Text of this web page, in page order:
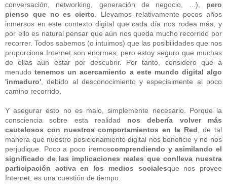
conversación, networking, generación de negocio, ...), pero
pienso que no es cierto . Llevamos relativamente pocos años
inmersos en este contexto digital que cada día nos rodea más, y
por ello es natural pensar que aún nos queda mucho recorrido por
recorrer. Todos sabemos (o intuimos) que las posibilidades que nos
proporciona Internet son enormes, pero estoy seguro que muchas
de ellas aún estar por descubrir. Por tanto, considero que a
menudotenemos un acercamiento a este mundo digital algo
'inmaduro' , debido al desconocimiento y especialmente al poco
camino recorrido.
Y asegurar esto no es malo, simplemente necesario. Porque la
consciencia sobre esta realidad nos debería volver más
cautelosos con nuestros comportamientos en la Red , de tal
manera que nuestro posicionamiento digital nos beneficie y no nos
perjudique. Poco a poco iremoscomprendiendo y asimilando el
significado de las implicaciones reales que conlleva nuestra
participación activa en los medios socialesque nos provee
Internet, es una cuestión de tiempo.